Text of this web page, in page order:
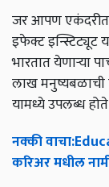
जर आपण एकंदरीत
इफेक्ट इन्स्टिट्यूट
भारतात येणाऱ्या
लाख
यामध्ये उपलब्ध
नक्कीवाचा
करिअरमधील